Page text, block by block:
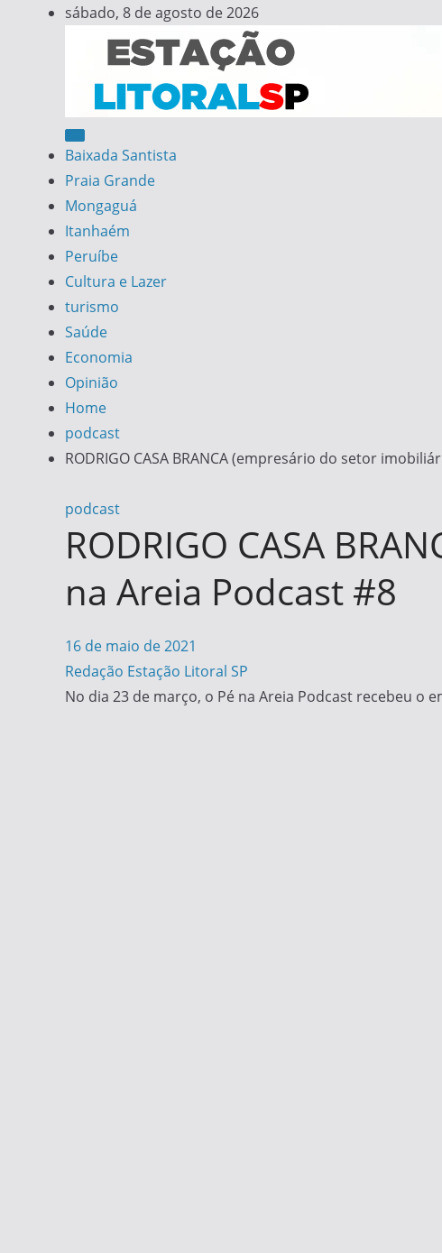
Skip
content
sábado, 8 de agosto de 2026
Estação Litoral SP
Notícias da Baixada Santista
Baixada Santista
Praia Grande
Mongaguá
Itanhaém
Peruíbe
Cultura e Lazer
turismo
Saúde
Economia
Opinião
Home
podcast
RODRIGO CASA BRANCA (empresário do setor
podcast
RODRIGO CASA
na Areia Podcast #8
16 de maio de 2021
Redação Estação Litoral SP
No dia 23 de março, o Pé na Areia Podcast recebeu o